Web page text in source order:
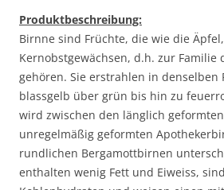
Produktbeschreibung:
Birnne sind Früchte, die wie die
Kernobstgewächsen, d.h. zur Familie
gehören. Sie erstrahlen in denselben
blassgelb über grün bis hin zu
wird zwischen den länglich
unregelmäßig geformten
rundlichen Bergamottbirnen
enthalten wenig Fett und Eiweiss,